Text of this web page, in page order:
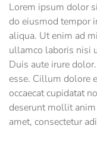
Lorem ipsum dolor
do eiusmod tempor
aliqua. Ut enim ad
ullamco laboris nisi
Duis aute irure
esse. Cillum dolore
occaecat cupidatat
deserunt mollit
amet, consectetur